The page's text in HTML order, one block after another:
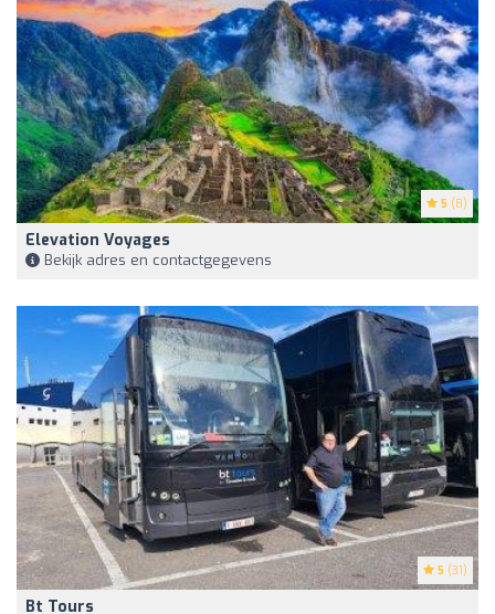
5 (8)
Elevation Voyages
Bekijk adres en contactgegevens
5 (31)
Bt Tours